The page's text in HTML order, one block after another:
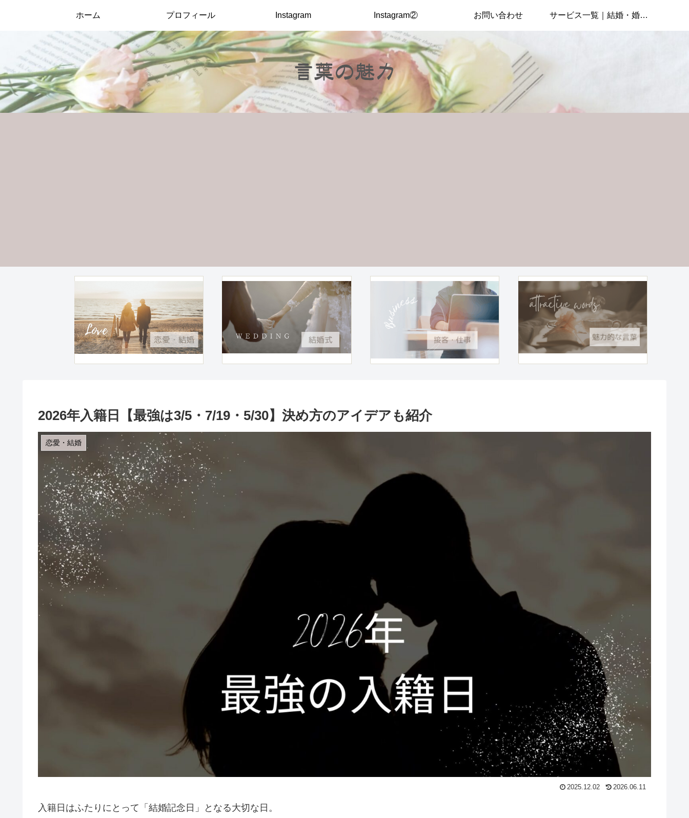
ホーム プロフィール Instagram Instagram② お問い合わせ サービス一覧｜結婚・婚活ジャンル向けSEO記事執筆・記事構成販売
2026年入籍日【最強は3/5・7/19・5/30】決め方のアイデアも紹介
恋愛・結婚
2025.12.02 2026.06.11
入籍日はふたりにとって「結婚記念日」となる大切な日。